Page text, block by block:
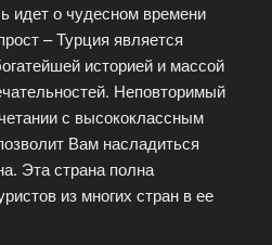
идет о чудесном времени
– Турция является
историей и массой
Неповторимый
с высококлассным
Вам насладиться
Эта страна полна
из многих стран в ее